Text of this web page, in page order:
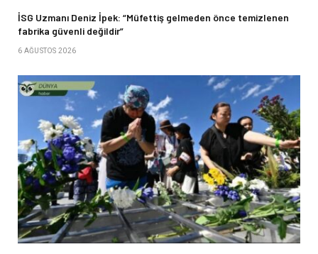
İSG Uzmanı Deniz İpek: “Müfettiş gelmeden önce temizlenen
fabrika güvenli değildir”
6 AĞUSTOS 2026